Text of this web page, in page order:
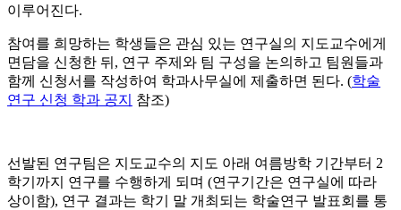
이루어진다.
참여를 희망하는 학생들은 관심 있는 연구실의 지도교수에게
면담을 신청한 뒤, 연구 주제와 팀 구성을 논의하고 팀원들과
함께 신청서를 작성하여 학과사무실에 제출하면 된다. (학술
연구 신청 학과 공지
참조)
선발된 연구팀은 지도교수의 지도 아래 여름방학 기간부터 2
학기까지 연구를 수행하게 되며 (연구기간은 연구실에 따라
상이함), 연구 결과는 학기 말 개최되는 학술연구 발표회를 통